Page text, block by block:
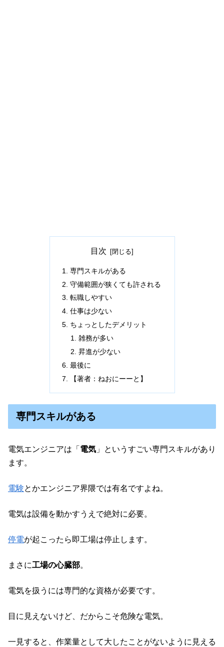
目次
専門スキルがある
守備範囲が狭くても許される
転職しやすい
仕事は少ない
ちょっとしたデメリット
雑務が多い
昇進が少ない
最後に
【著者：ねおにーーと】
専門スキルがある
電気エンジニアは「 電気 」というすごい専門スキルがあり
ます。
電験とかエンジニア界隈では有名ですよね。
電気は設備を動かすうえで絶対に必要。
停電が起こったら即工場は停止します。
まさに工場の心臓部。
電気を扱うには専門的な資格が必要です。
目に見えないけど、だからこそ危険な電気。
一見すると、作業量として大したことがないように見える